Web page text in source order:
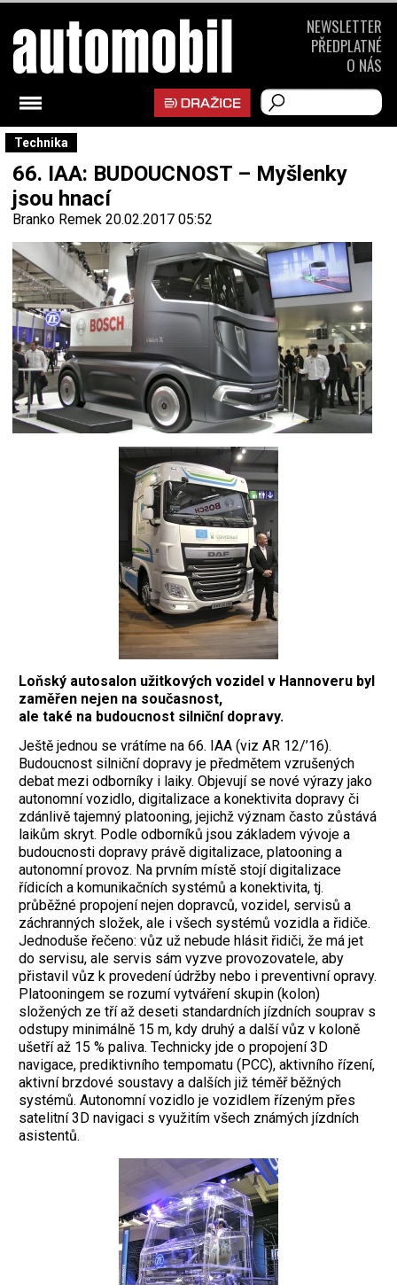
Technika
66. IAA: BUDOUCNOST – Myšlenky
jsou hnací
Branko Remek 20.02.2017 05:52
Loňský autosalon užitkových vozidel v Hannoveru byl
zaměřen nejen na současnost,
ale také na budoucnost silniční dopravy.
Ještě jednou se vrátíme na 66. IAA (viz AR 12/’16).
Budoucnost silniční dopravy je předmětem vzrušených
debat mezi odborníky i laiky. Objevují se nové výrazy jako
autonomní vozidlo, digitalizace a konektivita dopravy či
zdánlivě tajemný platooning, jejichž význam často zůstává
laikům skryt. Podle odborníků jsou základem vývoje a
budoucnosti dopravy právě digitalizace, platooning a
autonomní provoz. Na prvním místě stojí digitalizace
řídicích a komunikačních systémů a konektivita, tj.
průběžné propojení nejen dopravců, vozidel, servisů a
záchranných složek, ale i všech systémů vozidla a řidiče.
Jednoduše řečeno: vůz už nebude hlásit řidiči, že má jet
do servisu, ale servis sám vyzve provozovatele, aby
přistavil vůz k provedení údržby nebo i preventivní opravy.
Platooningem se rozumí vytváření skupin (kolon)
složených ze tří až deseti standardních jízdních souprav s
odstupy minimálně 15 m, kdy druhý a další vůz v koloně
ušetří až 15 % paliva. Technicky jde o propojení 3D
navigace, prediktivního tempomatu (PCC), aktivního řízení,
aktivní brzdové soustavy a dalších již téměř běžných
systémů. Autonomní vozidlo je vozidlem řízeným přes
satelitní 3D navigaci s využitím všech známých jízdních
asistentů.
NEWSLETTER
PŘEDPLATNÉ
O NÁS